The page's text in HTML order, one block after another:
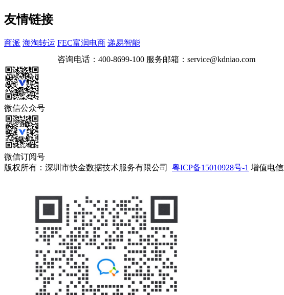
友情链接
商派 海淘转运 FEC富润电商 递易智能
咨询电话： 400-8699-100 服务邮箱： service@kdniao.com
微信公众号
微信订阅号
版权所有：深圳市快金数据技术服务有限公司 粤ICP备15010928号-1 增值电